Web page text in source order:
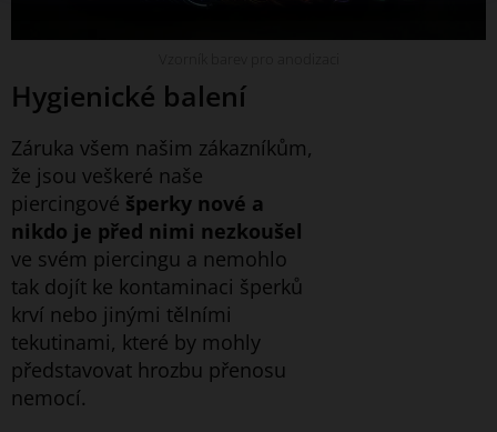
Hygienické balení
Záruka všem našim zákazníkům,
že jsou veškeré naše
piercingové šperky nové a
nikdo je před nimi nezkoušel
ve svém piercingu a nemohlo
tak dojít ke kontaminaci šperků
krví nebo jinými tělními
tekutinami, které by mohly
představovat hrozbu přenosu
nemocí.